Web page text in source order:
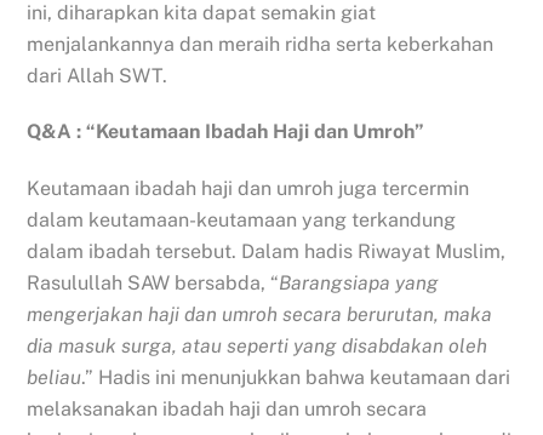
ini, diharapkan kita dapat semakin giat
menjalankannya dan meraih ridha serta keberkahan
dari Allah SWT.
Q&A : “Keutamaan Ibadah Haji dan Umroh”
Keutamaan ibadah haji dan umroh juga tercermin
dalam keutamaan-keutamaan yang terkandung
dalam ibadah tersebut. Dalam hadis Riwayat Muslim,
Rasulullah SAW bersabda, “Barangsiapa yang
mengerjakan haji dan umroh secara berurutan, maka
dia masuk surga, atau seperti yang disabdakan oleh
beliau.” Hadis ini menunjukkan bahwa keutamaan dari
melaksanakan ibadah haji dan umroh secara